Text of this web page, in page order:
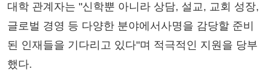
대학 관계자는 "신학뿐 아니라 상담, 설교, 교회 성장,
글로벌 경영 등 다양한 분야에서사명을 감당할 준비
된 인재들을 기다리고 있다"며 적극적인 지원을 당부
했다.